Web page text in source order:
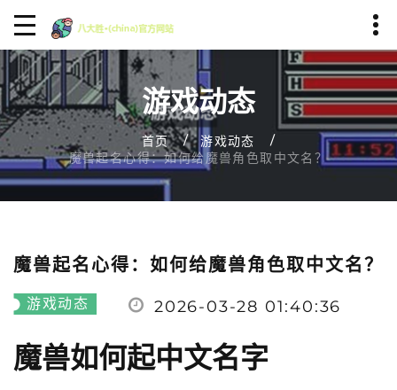
游戏动态
首页
游戏动态
魔兽起名心得：如何给魔兽角色取中文名？
魔兽起名心得：如何给魔兽角色取中文名？
游戏动态 2026-03-28 01:40:36
魔兽如何起中文名字